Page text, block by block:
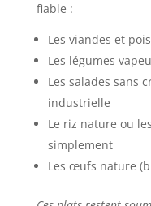
fiable :
Les viandes et
Les légumes
Les salades sans
industrielle
Le riz nature ou
simplement
Les œufs nature